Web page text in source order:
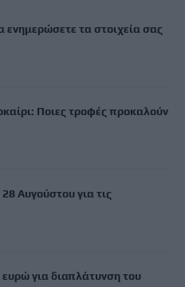
τα στοιχεία σας
Ποιες τροφές προκαλούν
Αυγούστου για τις
για διαπλάτυνση του